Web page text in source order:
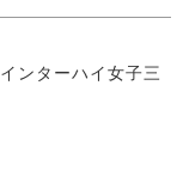
ターハイ女子三